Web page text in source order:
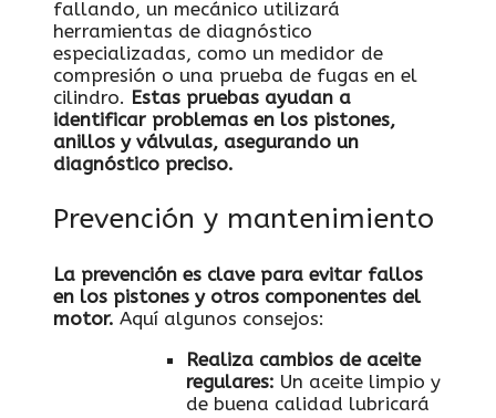
fallando, un mecánico utilizará
herramientas de diagnóstico
especializadas, como un medidor de
compresión o una prueba de fugas en el
cilindro. Estas pruebas ayudan a
identificar problemas en los pistones,
anillos y válvulas, asegurando un
diagnóstico preciso.
Prevención y mantenimiento
La prevención es clave para evitar fallos
en los pistones y otros componentes del
motor. Aquí algunos consejos:
Realiza cambios de aceite
regulares: Un aceite limpio y
de buena calidad lubricará